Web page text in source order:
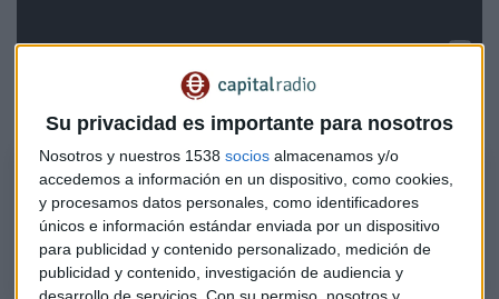
Su privacidad es importante para nosotros
Nosotros y nuestros 1538 socios almacenamos y/o
accedemos a información en un dispositivo, como cookies,
y procesamos datos personales, como identificadores
únicos e información estándar enviada por un dispositivo
para publicidad y contenido personalizado, medición de
publicidad y contenido, investigación de audiencia y
desarrollo de servicios. Con su permiso, nosotros y
Consultoriode fondos de
Consultorio de fondos de José María Luna
El socio de Luna & Sevilla Asesores Patrimoniales responde a las
cuestiones de los oyentes sobre inversión en fondos.